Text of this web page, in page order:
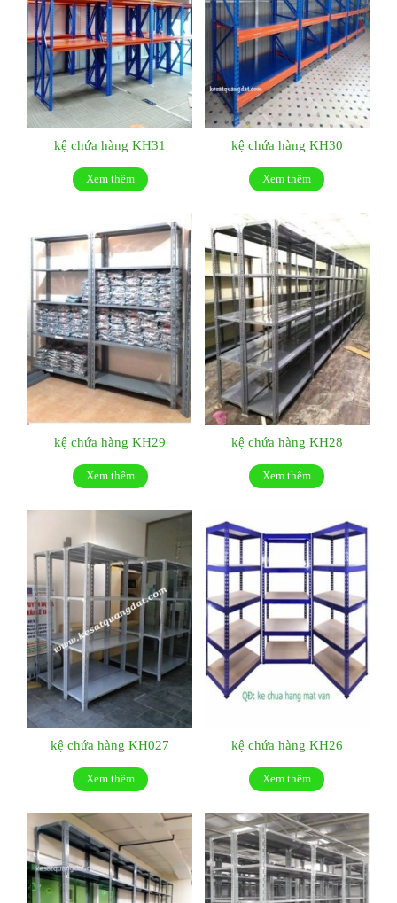
kệ chứa hàng KH31
Xem thêm
kệ chứa hàng KH30
Xem thêm
kệ chứa hàng KH29
Xem thêm
kệ chứa hàng KH28
Xem thêm
kệ chứa hàng KH027
Xem thêm
kệ chứa hàng KH26
Xem thêm